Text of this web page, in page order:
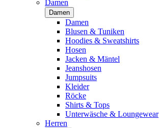
Damen
Damen
Damen
Blusen & Tuniken
Hoodies & Sweatshirts
Hosen
Jacken & Mäntel
Jeanshosen
Jumpsuits
Kleider
Röcke
Shirts & Tops
Unterwäsche & Loungewear
Herren